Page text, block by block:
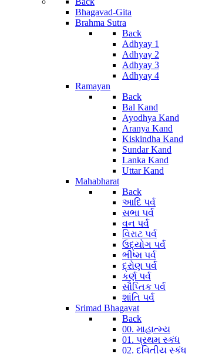
Bhagavad-Gita
Brahma Sutra
Back
Adhyay 1
Adhyay 2
Adhyay 3
Adhyay 4
Ramayan
Back
Bal Kand
Ayodhya Kand
Aranya Kand
Kiskindha Kand
Sundar Kand
Lanka Kand
Uttar Kand
Mahabharat
Back
આદિ પર્વ
સભા પર્વ
વન પર્વ
વિરાટ પર્વ
ઉદ્યોગ પર્વ
ભીષ્મ પર્વ
દ્રોણ પર્વ
કર્ણ પર્વ
સૌપ્તિક પર્વ
શાંતિ પર્વ
Srimad Bhagavat
Back
00. માહાત્મ્ય
01. પ્રથમ સ્કંધ
02. દ્વિતીય સ્કંધ